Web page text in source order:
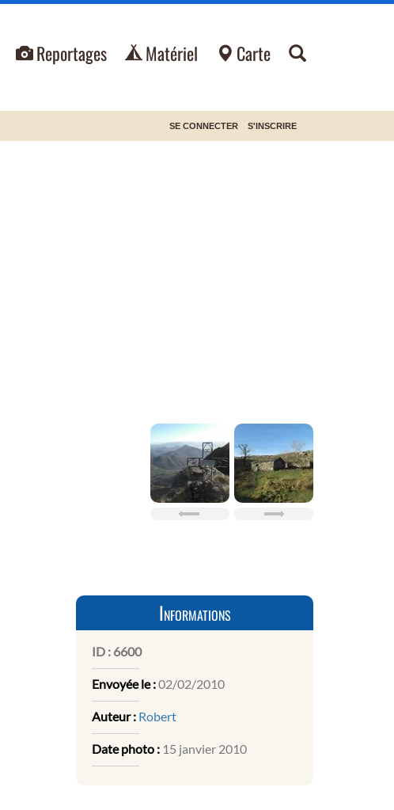
Reportages Matériel Carte
SE CONNECTER S'INSCRIRE
Informations
ID : 6600
Envoyée le :02/02/2010
Auteur : Robert
Date photo : 15 janvier 2010